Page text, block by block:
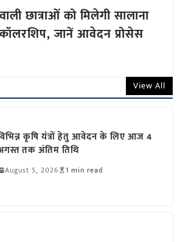
छात्राओं को मिलेगी सालाना
जानें आवेदन प्रोसेस
View All
कृषि यंत्रों हेतु आवेदन के लिए आज 4
तक अंतिम तिथि
August 5, 2026 1 min read